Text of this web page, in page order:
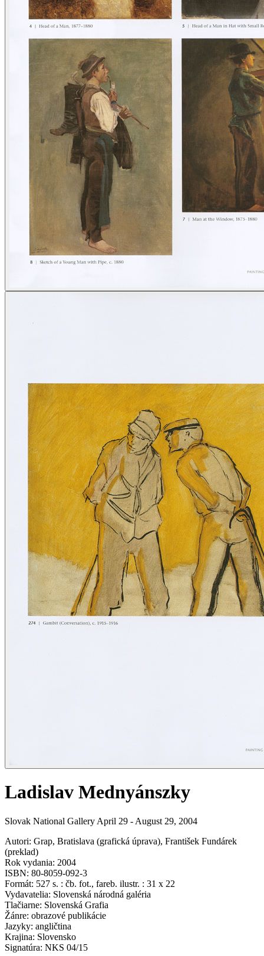
Ladislav Mednyánszky
Slovak National Gallery April 29 - August 29, 2004
Autori: Grap, Bratislava (grafická úprava), František Fundárek
(preklad)
Rok vydania: 2004
ISBN: 80-8059-092-3
Formát: 527 s. : čb. fot., fareb. ilustr. : 31 x 22
Vydavatelia: Slovenská národná galéria
Tlačiarne: Slovenská Grafia
Žánre: obrazové publikácie
Jazyky: angličtina
Krajina: Slovensko
Signatúra: NKS 04/15